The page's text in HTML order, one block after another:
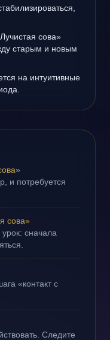
сова»
старым и новым
на интуитивные
и потребуется
сова»
сначала
«контакт с
Следите